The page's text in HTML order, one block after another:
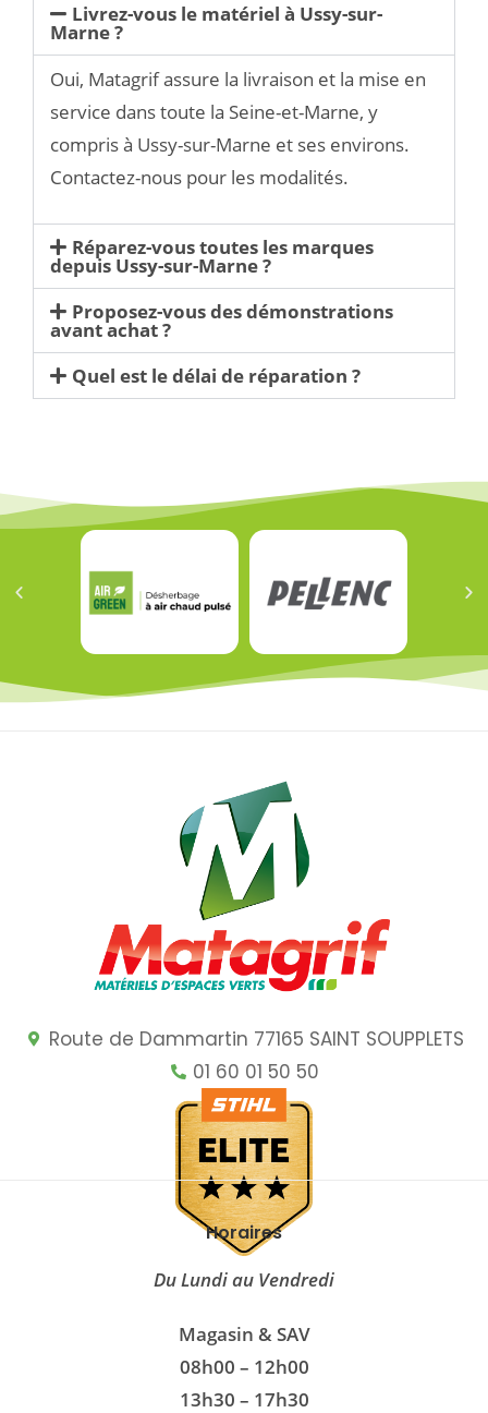
Livrez-vous le matériel à Ussy-sur-
Marne ?
Oui, Matagrif assure la livraison et la mise en
service dans toute la Seine-et-Marne, y
compris à Ussy-sur-Marne et ses environs.
Contactez-nous pour les modalités.
Réparez-vous toutes les marques
depuis Ussy-sur-Marne ?
Proposez-vous des démonstrations
avant achat ?
Quel est le délai de réparation ?
Route de Dammartin 77165 SAINT SOUPPLETS
01 60 01 50 50
Horaires
Du Lundi au Vendredi
Magasin & SAV
08h00 – 12h00
13h30 – 17h30